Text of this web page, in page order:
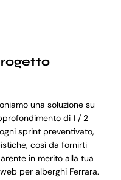
una soluzione su
di 1 / 2
sprint preventivato,
così da fornirti
in merito alla tua
per alberghi Ferrara.